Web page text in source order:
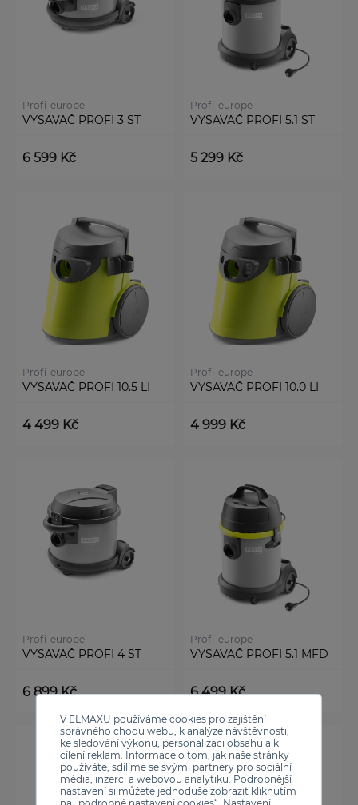
V ELMAXU používáme cookies pro zajištění
správného chodu webu, k analýze návštěvnosti,
ke sledování výkonu, personalizaci obsahu a k
cílení reklam. Informace o tom, jak naše stránky
používáte, sdílíme se svými partnery pro sociální
média, inzerci a webovou analytiku. Podrobnější
nastavení si můžete jednoduše zobrazit kliknutím
na „podrobné nastavení cookies“. Nastavení
Profi-europe
VYSAVAČ PROFI 3 ST
6 599 Kč
Profi-europe
VYSAVAČ PROFI 5.1 ST
5 299 Kč
Profi-europe
VYSAVAČ PROFI 10.5 LI
4 499 Kč
Profi-europe
VYSAVAČ PROFI 10.0 LI
4 999 Kč
Profi-europe
VYSAVAČ PROFI 4 ST
6 899 Kč
Profi-europe
VYSAVAČ PROFI 5.1 MFD
6 499 Kč